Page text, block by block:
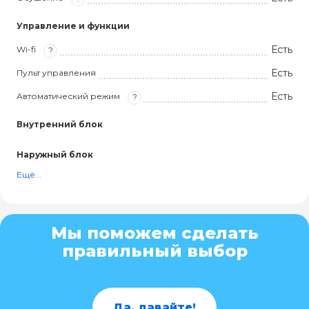
Управление и функции
Wi-fi ? Есть
Пульт управления Есть
Автоматический режим ? Есть
Внутренний блок
Наружный блок
Ещё...
Мы поможем сделать
правильный выбор